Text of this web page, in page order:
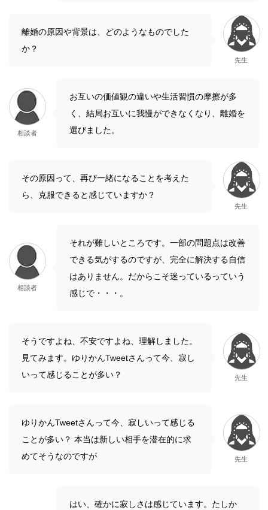
離婚の原因や背景は、どのようなものでした
か？
先生
相談者
お互いの価値観の違いや生活習慣の摩擦が多
く、結局お互いに我慢ができなくなり、離婚を
選びました。
その原因って、再び一緒になることを考えた
ら、克服できると感じていますか？
先生
相談者
それが難しいところです。一部の問題点は改善
できる気がするのですが、完全に解決する自信
はありません。だからこそ迷っているっていう
感じで・・・。
そうですよね、不安ですよね、理解しました。
見てみます。ゆりかんTweetさんって今、寂し
いって感じることが多い？
先生
ゆりかんTweetさんって今、寂しいって感じる
ことが多い？ 本当は新しい相手を潜在的に求
めてそうなのですが
先生
はい、確かに寂しさは感じています。たしか